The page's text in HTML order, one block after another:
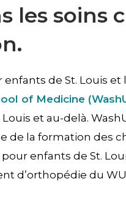
les soins
enfants de St. Louis
of Medicine
et au-delà.
la formation des
enfants de St.
d’orthopédie du